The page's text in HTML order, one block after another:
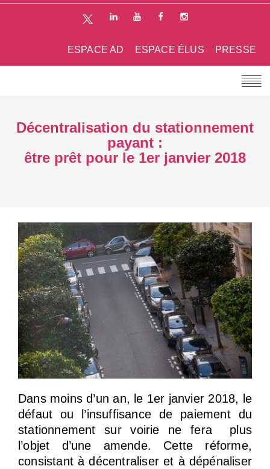
PRESSE
ESPACE ÉLUS
ESPACE AD
Décentralisation du stationnement
payant :
être prêt pour le 1er janvier 2018
Dans moins d’un an, le 1er janvier 2018, le
défaut ou l’insuffisance de paiement du
stationnement sur voirie ne fera plus
l’objet d’une amende. Cette réforme,
consistant à décentraliser et à dépénaliser